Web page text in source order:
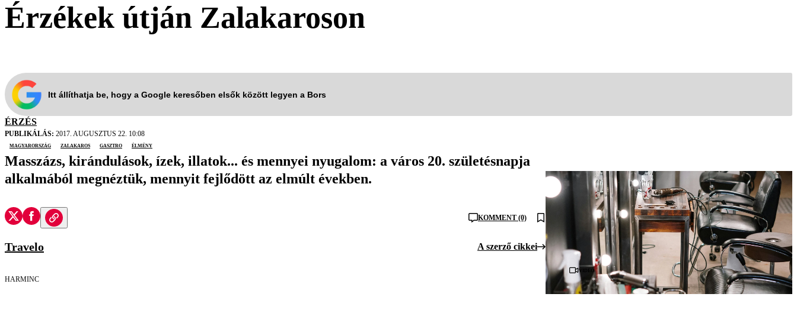
Érzékek útján Zalakaroson
Itt állíthatja be, hogy a Google keresőben elsők között legyen a Bors
ÉRZÉS
PUBLIKÁLÁS: 2017. AUGUSZTUS 22. 10:08
Magyarország
Zalakaros gasztro élmény
Masszázs, kirándulások, ízek, illatok... és mennyei nyugalom: a város 20. születésnapja
alkalmából megnéztük, mennyit fejlődött az elmúlt években.
KOMMENT (0)
Travelo A szerző cikkei
HARMINC
Videó